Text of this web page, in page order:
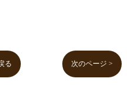
る 次のページ >